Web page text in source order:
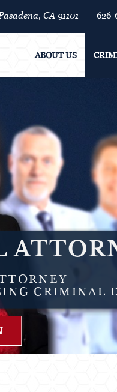
CA 91101 626-
ABOUT US
CRIMINAL